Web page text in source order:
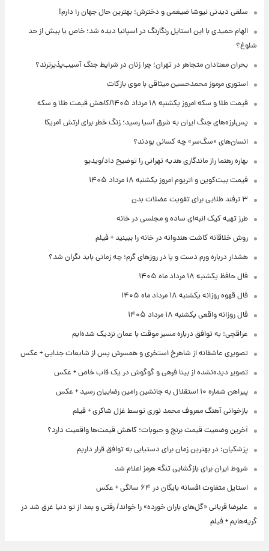
سلفی دیدنی نیوشا ضیغمی و دخترش؛ بهترین حال جهان را دارم!
الهام حمیدی با این استایل رنگارنگ در اسپانیا دیده شد؛ خاص یا بیش از حد
شلوغ؟
بحران معتادان متجاهر در تهران؛ چرا زنان در شرایط جنگ آسیب‌پذیرترند؟
استوری مرموز محمدحسین میثاقی با موی بازکات
قیمت طلا و سکه امروز یکشنبه ۱۸ مرداد ۱۴۰۵/کاهش قیمت طلا و سکه
پس‌لرزه‌های جنگ ایران به شرق آسیا رسید؛ زنگ خطر برای ارتش آمریکا
انسان‌های «سگ‌سر» چه کسانی بودند؟
بهاره رهنما راز ماندگاری هدیه تهرانی را توضیح داد/ویدیو
قیمت بیت‌کوین و اتریوم امروز یکشنبه ۱۸ مرداد ۱۴۰۵
۳ ترفند طلایی برای تقویت عضلات بدن
طرز تهیه کیک انبه‌ای ساده و مجلسی در خانه
روش خلاقانه کاشت هندوانه در خانه را ببینید + فیلم
هشدار درباره ورم دست و پا در روزهای گرم؛ چه زمانی باید نگران شد؟
فال حافظ یکشنبه ۱۸ مرداد ماه ۱۴۰۵
فال قهوه روزانه یکشنبه ۱۸ مرداد ماه ۱۴۰۵
فال روزانه واقعی یکشنبه ۱۸ مرداد ۱۴۰۵
عراقچی: به توافق درباره مسیر موقت با عمان نزدیک شده‌ایم
تصویری عاشقانه از شاهرخ استخری و همسرش پس از شایعات جدایی + عکس
تصویر دیده‌نشده از بیتا فرهی و گوگوش در یک قاب خاص + عکس
پیراهن شماره ۱۰ استقلال به جانشین رامین رضاییان رسید + عکس
بازخوانی آهنگ معروف محمد نوری توسط غزل شاکری + فیلم
آخرین وضعیت قیمت برنج و حبوبات؛ کاهش قیمت‌ها واقعیت دارد؟
پزشکیان: در بهترین زمان برای دستیابی به توافق قرار داریم
شروط ایران برای بازگشایی تنگه هرمز اعلام شد
استایل متفاوت افسانه بایگان در ۶۴ سالگی + عکس
علیرضا قربانی «گل‌های باران خورده» را خواند/ رفتی و بعد از تو دنیا غرق شد در
گریه‌هایم + فیلم